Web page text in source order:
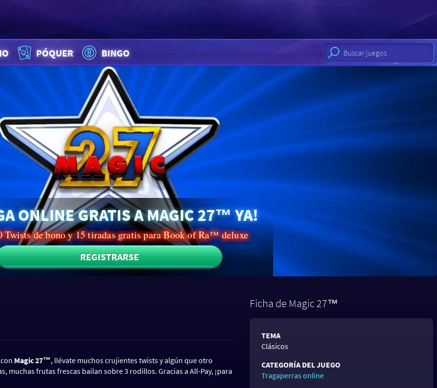
PÓQUER BINGO
ONLINE GRATIS A MAGIC 27™ YA!
Twists de bono y 15 tiradas gratis para Book of Ra™ deluxe
REGISTRARSE
Magic 27™, llévate muchos crujientes twists y algún que otro
muchas frutas frescas bailan sobre 3 rodillos. Gracias a All-Pay, ¡para
Ficha de Magic 27™
TEMA
Clásicos
CATEGORÍA DEL JUEGO
Tragaperras online